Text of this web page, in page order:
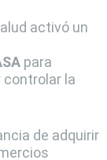
activó un
para
controlar la
de adquirir